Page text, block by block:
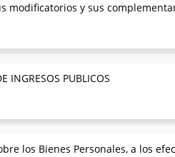
modificatorios y sus
INGRESOS PUBLICOS
los Bienes Personales, a los